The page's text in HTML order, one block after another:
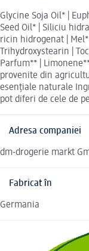
Glycine Soja Oil* |
Seed Oil* | Siliciu
ricin hidrogenat | Mel*
Trihydroxystearin |
Parfum** |
provenite din
esențiale naturale
pot diferi de cele de
Adresa companiei
dm-drogerie markt
Fabricat în
Germania